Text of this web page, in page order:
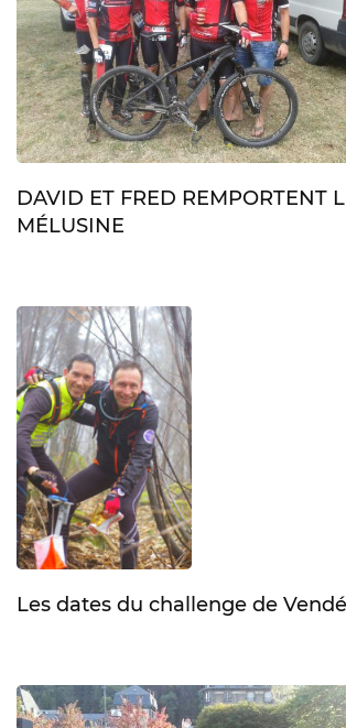
DAVID ET FRED REMPORTENT
MÉLUSINE
Les dates du challenge de